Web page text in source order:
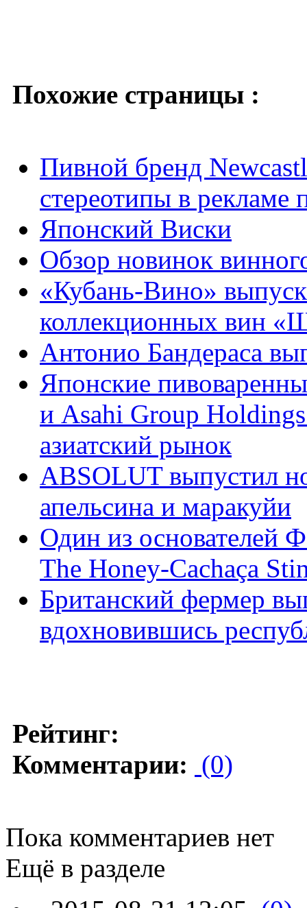
Похожие страницы :
Пивной бренд
стереотипы в рекламе
Японский Виски
Обзор новинок
«Кубань-Вино»
коллекционных вин
Антонио Бандераса
Японские
и Asahi Group
азиатский рынок
ABSOLUT выпустил
апельсина и маракуйи
Один из основателей
The Honey-Cachaça
Британский фермер
вдохновившись
Рейтинг:
Комментарии: (0)
Пока комментариев нет
Ещё в разделе